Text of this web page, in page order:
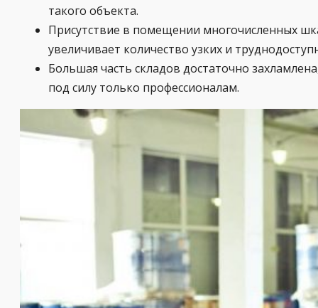
такого объекта.
Присутствие в помещении многочисленных
увеличивает количество узких и
Большая часть складов достаточно
под силу только профессионалам.